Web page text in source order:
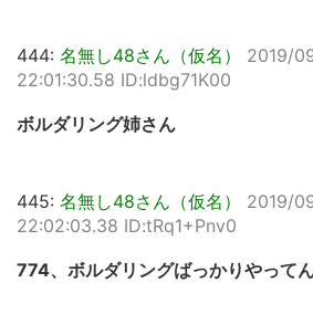
444: 名無し48さん（仮名）
2019/
22:01:30.58 ID:ldbg71K00
ボルダリング姉さん
445: 名無し48さん（仮名）
2019/
22:02:03.38 ID:tRq1+Pnv0
774、ボルダリングばっかりやって